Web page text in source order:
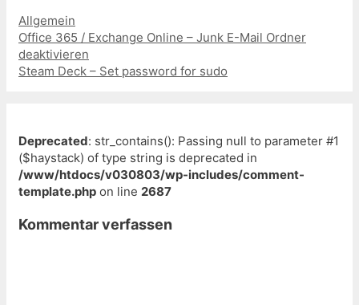
Kategorien
Allgemein
Beitrags-
Navigation
Office 365 / Exchange Online – Junk E-Mail Ordner
deaktivieren
Steam Deck – Set password for sudo
Deprecated: str_contains(): Passing null to parameter #1
($haystack) of type string is deprecated in
/www/htdocs/v030803/wp-includes/comment-
template.php on line 2687
Kommentar verfassen